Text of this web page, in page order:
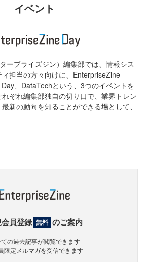
イベント
ープライズジン）編集部では、情報シス
担当の方々向けに、EnterpriseZine
、DataTechという、3つのイベントを
ぞれ編集部独自の切り口で、業界トレン
新の動向を知ることができる場として、
員登録 無料 のご案内
ての過去記事が閲覧できます
限定メルマガを受信できます